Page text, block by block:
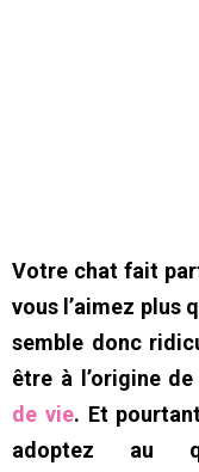
Votre chat fait
vous l’aimez plus
semble donc
être à l’origine
de vie. Et
adoptez au